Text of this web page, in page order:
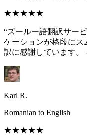
★★★★★
“ズールー語翻訳サー
ケーションが格段にス
訳に感謝しています。
Karl R.
Romanian to English
★★★★★